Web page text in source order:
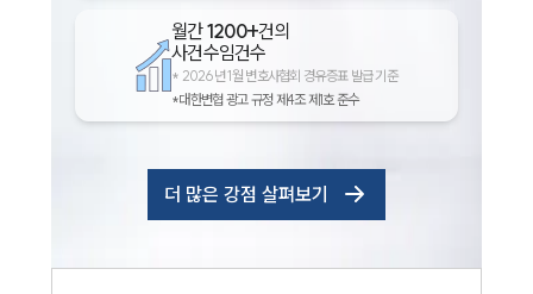
월간1200+건의
사건수임건수
* 2026년 1월 변호사협회 경유증표 발급 기준
*대한변협 광고 규정 제4조 제1호 준수
더 많은 강점 살펴보기